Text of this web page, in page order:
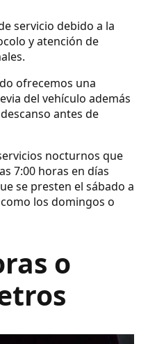
servicio debido a la
y atención de
ofrecemos una
del vehículo además
antes de
nocturnos que
7:00 horas en días
se presten el sábado a
los domingos o
o